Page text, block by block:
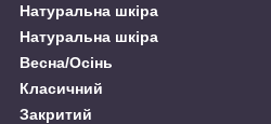
Натуральна шкіра
Натуральна шкіра
Весна/Осінь
Класичний
Закритий